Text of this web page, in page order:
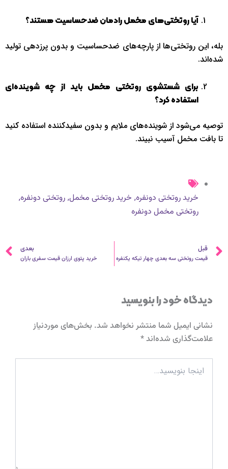
آیا روتختی‌های مخمل رادمان ضدحساسیت هستند؟
بله، این روتختی‌ها از پارچه‌های ضدحساسیت و بدون پرزدهی تولید
شده‌اند.
برای شستشوی روتختی مخمل باید از چه شوینده‌ای
استفاده کرد؟
توصیه می‌شود از شوینده‌های ملایم و بدون سفیدکننده استفاده کنید
تا بافت مخمل آسیب نبیند.
خرید روتختی دونفره, خرید روتختی مخمل, روتختی دونفره,
روتختی مخمل دونفره
قبلی
قبل
قیمت روتختی سه بعدی چهار تیکه یکنفره
بعدی
خرید پتوی ارزان قیمت سفری باران
دیدگاه‌ خود را بنویسید
نشانی ایمیل شما منتشر نخواهد شد. بخش‌های موردنیاز
علامت‌گذاری شده‌اند*
بنویسید…